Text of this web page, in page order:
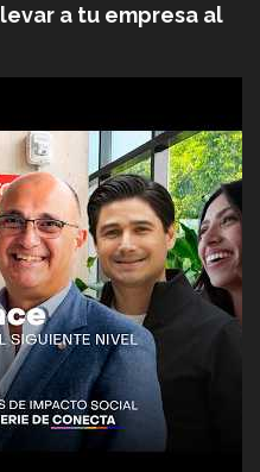
a tu empresa al